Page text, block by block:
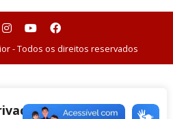
- Todos os direitos reservados